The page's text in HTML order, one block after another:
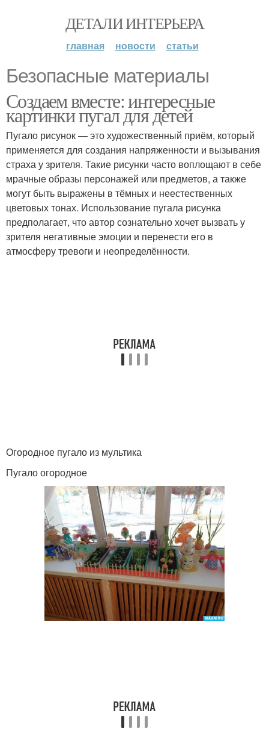
ДЕТАЛИ ИНТЕРЬЕРА
главная новости статьи
Безопасные материалы
Создаем вместе: интересные
картинки пугал для детей
Пугало рисунок — это художественный приём, который
применяется для создания напряженности и вызывания
страха у зрителя. Такие рисунки часто воплощают в себе
мрачные образы персонажей или предметов, а также
могут быть выражены в тёмных и неестественных
цветовых тонах. Использование пугала рисунка
предполагает, что автор сознательно хочет вызвать у
зрителя негативные эмоции и перенести его в
атмосферу тревоги и неопределённости.
Огородное пугало из мультика
Пугало огородное